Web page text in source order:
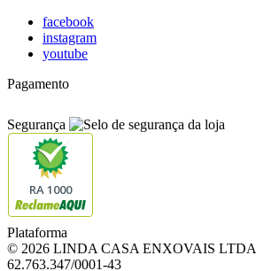
facebook
instagram
youtube
Pagamento
Segurança
RA 1000
Plataforma
© 2026 LINDA CASA ENXOVAIS LTDA
62.763.347/0001-43